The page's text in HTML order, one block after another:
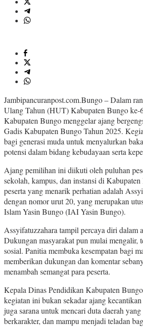
Jambipancuranpost.com.Bungo – Dalam
Ulang Tahun (HUT) Kabupaten Bungo ke-
Kabupaten Bungo menggelar ajang
Gadis Kabupaten Bungo Tahun 2025.
bagi generasi muda untuk menyalurkan
potensi dalam bidang kebudayaan serta
Ajang pemilihan ini diikuti oleh puluhan
sekolah, kampus, dan instansi di
peserta yang menarik perhatian adalah
dengan nomor urut 20, yang merupakan
Islam Yasin Bungo (IAI Yasin Bungo).
Assyifatuzzahara tampil percaya diri dalam
Dukungan masyarakat pun mulai mengalir,
sosial. Panitia membuka kesempatan bagi
memberikan dukungan dan komentar
menambah semangat para peserta.
Kepala Dinas Pendidikan Kabupaten
kegiatan ini bukan sekadar ajang
juga sarana untuk mencari duta daerah
berkarakter, dan mampu menjadi teladan